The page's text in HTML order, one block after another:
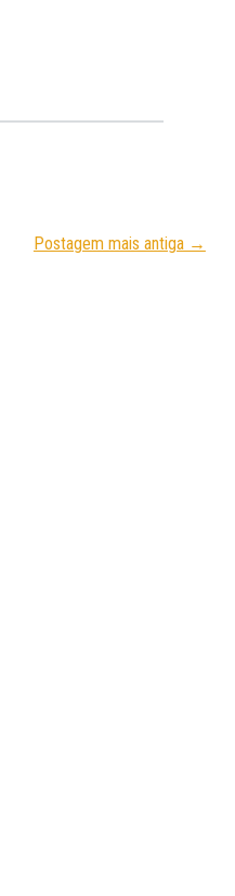
Postagem mais antiga →